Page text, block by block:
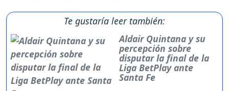
Te gustaría leer también:
Aldair Quintana y su
percepción sobre
disputar la final de la
Liga BetPlay ante
Santa Fe